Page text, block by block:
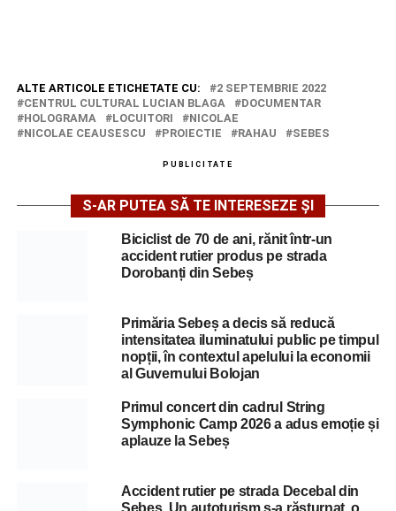
ALTE ARTICOLE ETICHETATE CU:
2 SEPTEMBRIE 2022
CENTRUL CULTURAL LUCIAN BLAGA
DOCUMENTAR
HOLOGRAMA
LOCUITORI
NICOLAE
NICOLAE CEAUSESCU
PROIECTIE RAHAU SEBES
PUBLICITATE
S-AR PUTEA SĂ TE INTERESEZE ȘI
Biciclist de 70 de ani, rănit într-un
accident rutier produs pe strada
Dorobanți din Sebeș
Primăria Sebeș a decis să reducă
intensitatea iluminatului public pe timpul
nopții, în contextul apelului la economii
al Guvernului Bolojan
Primul concert din cadrul String
Symphonic Camp 2026 a adus emoție și
aplauze la Sebeș
Accident rutier pe strada Decebal din
Sebeș. Un autoturism s-a răsturnat, o